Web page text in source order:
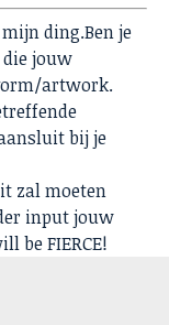
ding.Ben je
jouw
artwork.
bij je
zal moeten
input jouw
be FIERCE!